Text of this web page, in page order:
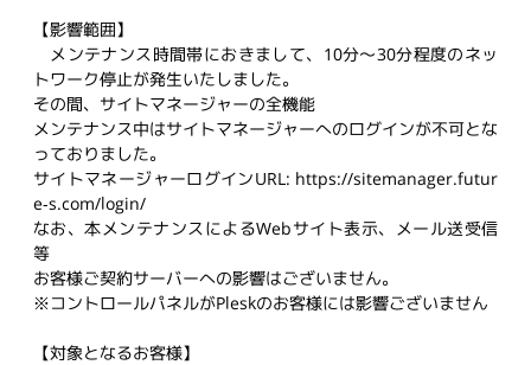
【影響範囲】
メンテナンス時間帯におきまして、10分～30分程度のネッ
トワーク停止が発生いたしました。
その間、サイトマネージャーの全機能
メンテナンス中はサイトマネージャーへのログインが不可とな
っておりました。
サイトマネージャーログインURL: https://sitemanager.futur
e-s.com/login/
なお、本メンテナンスによるWebサイト表示、メール送受信
等
お客様ご契約サーバーへの影響はございません。
※コントロールパネルがPleskのお客様には影響ございません
【対象となるお客様】